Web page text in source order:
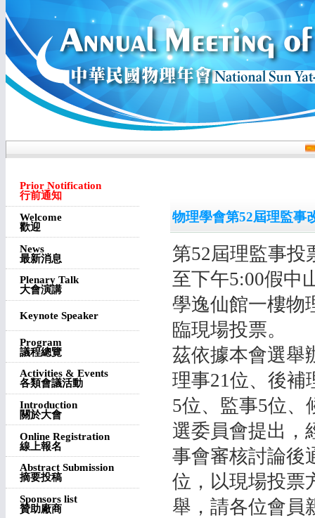
Prior Notification
行前通知
Welcome
歡迎
News
最新消息
Plenary Talk
大會演講
Keynote Speaker
Program
議程總覽
Activities & Events
各類會議活動
Introduction
關於大會
Online Registration
線上報名
Abstract Submission
摘要投稿
Sponsors list
贊助廠商
物理學會第52屆理監事
第52屆理監事投
至下午5:00假中
學逸仙館一樓物
臨現場投票。
茲依據本會選舉
理事21位、後補
5位、監事5位、
選委員會提出，
事會審核討論後
位，以現場投票
舉，請各位會員